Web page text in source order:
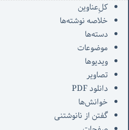
کل‌ِعناوین
خلاصه نوشته‌ها
دسته‌ها
موضوعات
ویدیوها
تصاویر
دانلود PDF
خوانش‌ها
گفتن از نانوشتنی